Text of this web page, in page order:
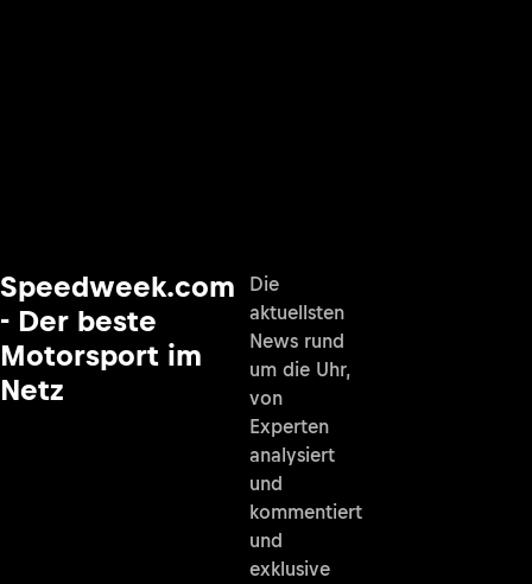
Speedweek.com
- Der beste
Motorsport im
Netz
Die
aktuellsten
News rund
um die Uhr,
von
Experten
analysiert
und
kommentiert
und
exklusive